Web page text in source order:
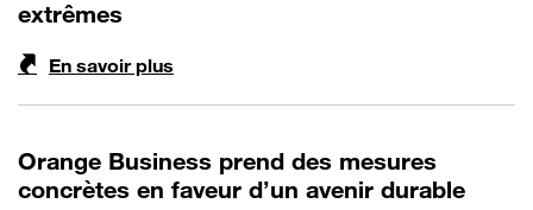
extrêmes
En savoir plus
Orange Business prend des mesures
concrètes en faveur d’un avenir durable